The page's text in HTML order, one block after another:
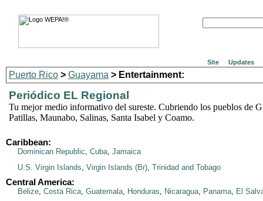
Site Updates
Puerto Rico > Guayama > Entertainment:
Periódico EL Regional
Tu mejor medio informativo del sureste. Cubriendo los pueblos de
Patillas, Maunabo, Salinas, Santa Isabel y Coamo.
Caribbean:
Dominican Republic, Cuba, Jamaica
U.S. Virgin Islands, Virgin Islands (Br), Trinidad and Tobago
Central America:
Belize, Costa Rica, Guatemala, Honduras, Nicaragua, Panama, El